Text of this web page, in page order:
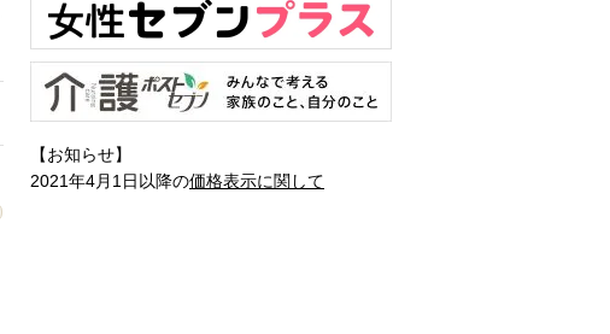
【お知らせ】
2021年4月1日以降の価格表示に関して